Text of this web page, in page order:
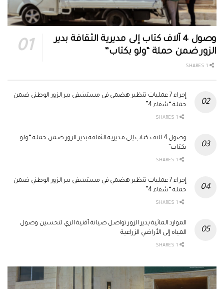
وصول 4 آلاف كتاب إلى مديرية الثقافة بدير
الزور ضمن حملة “ولو بكتاب”
إجراء 7 عمليات تنظير هضمي في مستشفى دير الزور الوطني ضمن
حملة “شفاء 4”
وصول 4 آلاف كتاب إلى مديرية الثقافة بدير الزور ضمن حملة “ولو
بكتاب”
إجراء 7 عمليات تنظير هضمي في مستشفى دير الزور الوطني ضمن
حملة “شفاء 4”
الموارد المائية بدير الزور تواصل صيانة أقنية الري لتحسين وصول
المياه إلى الأراضي الزراعية